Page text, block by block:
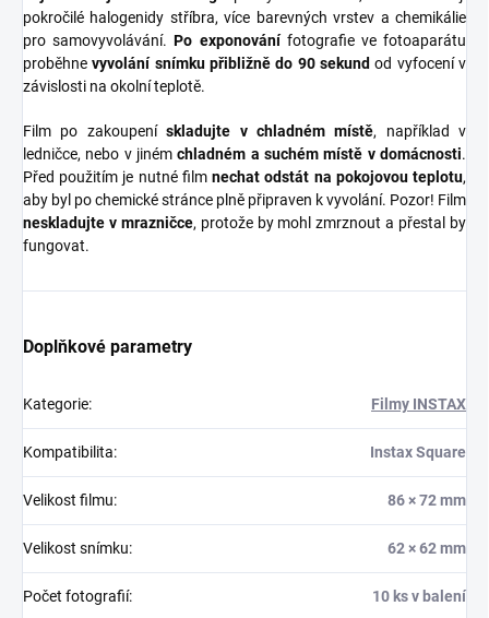
pokročilé halogenidy stříbra, více barevných vrstev a chemikálie
pro samovyvolávání.Po exponovánífotografie ve fotoaparátu
proběhnevyvolání snímku přibližně do 90 sekund od vyfocení v
závislosti na okolní teplotě.
Film po zakoupenískladujte v chladném místě, například v
ledničce, nebo v jinémchladném a suchém místě v domácnosti.
Před použitím je nutné filmnechat odstát na pokojovou teplotu,
aby byl po chemické stránce plně připraven k vyvolání. Pozor! Film
neskladujte v mrazničce, protože by mohl zmrznout a přestal by
fungovat.
Doplňkové parametry
Kategorie: Filmy INSTAX
Kompatibilita: Instax Square
Velikost filmu: 86 × 72 mm
Velikost snímku: 62 × 62 mm
Počet fotografií: 10 ks v balení